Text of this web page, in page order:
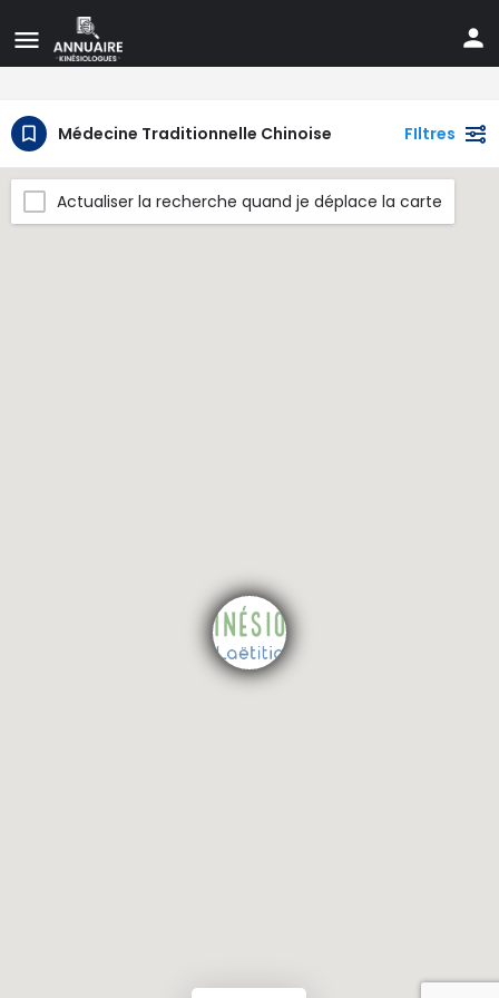
Médecine Traditionnelle Chinoise FIltres
Actualiser la recherche quand je déplace la carte